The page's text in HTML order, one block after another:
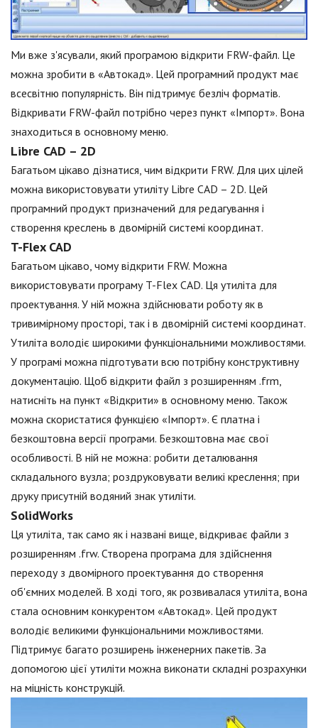
Ми вже з'ясували, який програмою відкрити FRW-файл. Це
можна зробити в «Автокад». Цей програмний продукт має
всесвітню популярність. Він підтримує безліч форматів.
Відкривати FRW-файл потрібно через пункт «Імпорт». Вона
знаходиться в основному меню.
Libre CAD – 2D
Багатьом цікаво дізнатися, чим відкрити FRW. Для цих цілей
можна використовувати утиліту Libre CAD – 2D. Цей
програмний продукт призначений для редагування і
створення креслень в двомірній системі координат.
T-Flex CAD
Багатьом цікаво, чому відкрити FRW. Можна
використовувати програму T-Flex CAD. Ця утиліта для
проектування. У ній можна здійснювати роботу як в
тривимірному просторі, так і в двомірній системі координат.
Утиліта володіє широкими функціональними можливостями.
У програмі можна підготувати всю потрібну конструктивну
документацію. Щоб відкрити файл з розширенням .frm,
натисніть на пункт «Відкрити» в основному меню. Також
можна скористатися функцією «Імпорт». Є платна і
безкоштовна версії програми. Безкоштовна має свої
особливості. В ній не можна: робити деталювання
складального вузла; роздруковувати великі креслення; при
друку присутній водяний знак утиліти.
SolidWorks
Ця утиліта, так само як і названі вище, відкриває файли з
розширенням .frw. Створена програма для здійснення
переходу з двомірного проектування до створення
об'ємних моделей. В ході того, як розвивалася утиліта, вона
стала основним конкурентом «Автокад». Цей продукт
володіє великими функціональними можливостями.
Підтримує багато розширень інженерних пакетів. За
допомогою цієї утиліти можна виконати складні розрахунки
на міцність конструкцій.